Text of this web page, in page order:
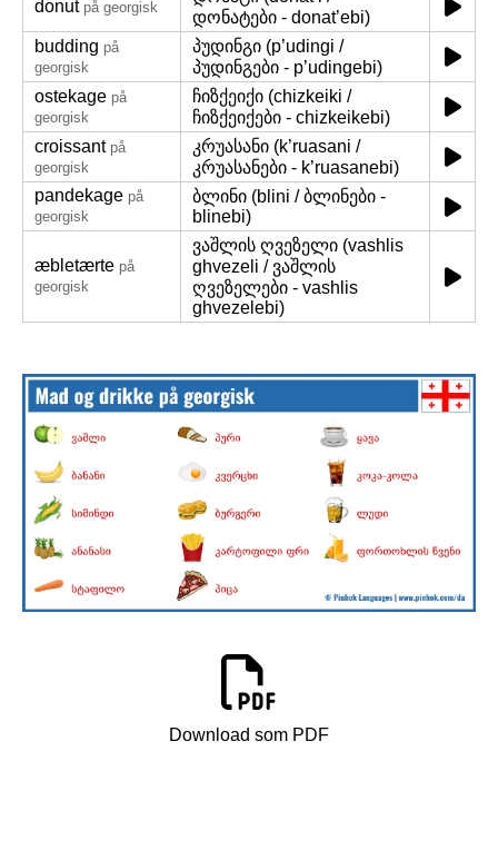
donut på georgisk
დონატები - donat’ebi)
budding på
georgisk
პუდინგი (p’udingi /
პუდინგები - p’udingebi)
ostekage på
georgisk
ჩიზქეიქი (chizkeiki /
ჩიზქეიქები - chizkeikebi)
croissant på
georgisk
კრუასანი (k’ruasani /
კრუასანები - k’ruasanebi)
pandekage på
georgisk
ბლინი (blini / ბლინები -
blinebi)
æbletærte på
georgisk
ვაშლის ღვეზელი (vashlis
ghvezeli / ვაშლის
ღვეზელები - vashlis
ghvezelebi)
Download som PDF